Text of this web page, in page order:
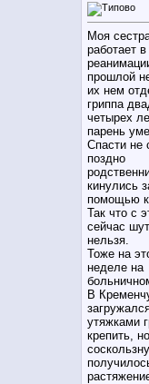
Моя
работает в
прошлой
их нем
гриппа
четырех
парень
Спасти не
поздно
кинулись
помощью
Так что с
сейчас
нельзя.
Тоже на
неделе на
В
утяжками
крепить,